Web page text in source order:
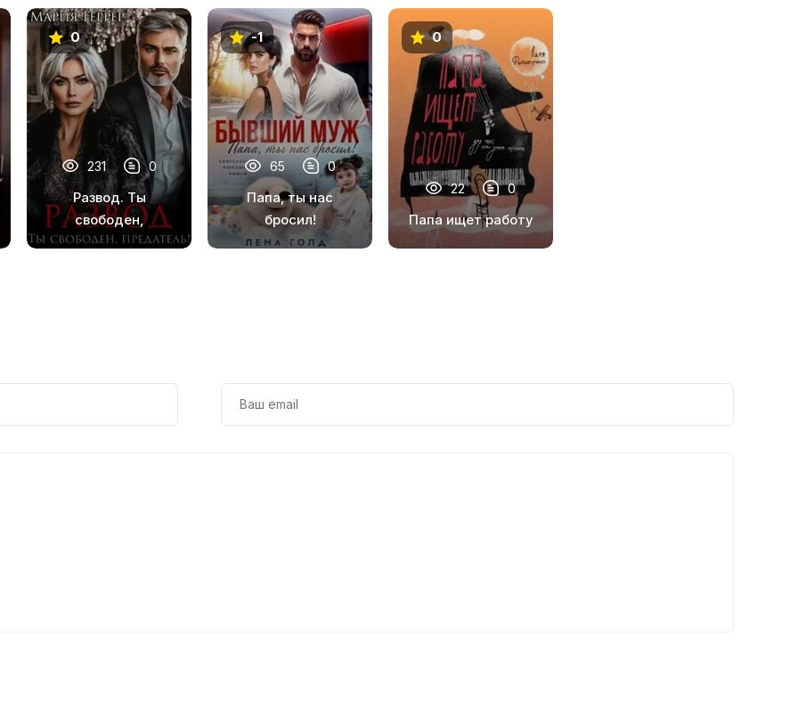
0
231 0
Развод. Ты
свободен,
предатель!
-1
65 0
Папа, ты нас
бросил!
0
22 0
Папа ищет работу